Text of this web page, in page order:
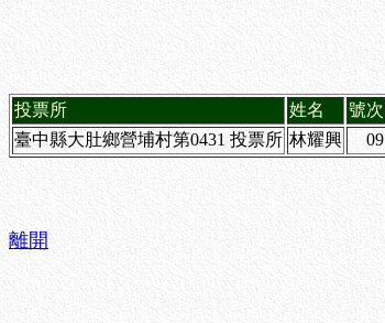
投票所 姓名 號次
臺中縣大肚鄉營埔村第0431 投票所 林耀興 09
離開